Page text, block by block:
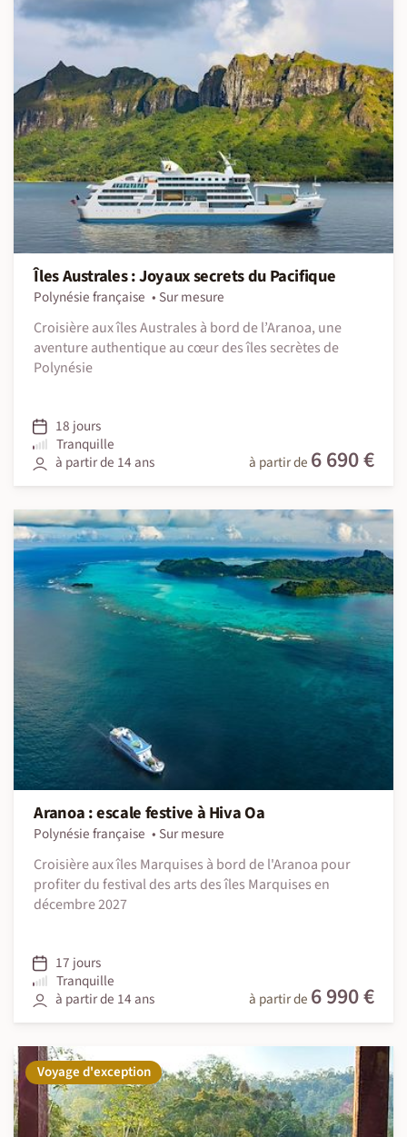
Îles Australes : Joyaux secrets du Pacifique
Polynésie française
Sur mesure
Croisière aux îles Australes à bord de l’Aranoa, une
aventure authentique au cœur des îles secrètes de
Polynésie
18 jours
Tranquille
à partir de 14 ans
à partir de 6 690 €
Aranoa : escale festive à Hiva Oa
Polynésie française
Sur mesure
Croisière aux îles Marquises à bord de l'Aranoa pour
profiter du festival des arts des îles Marquises en
décembre 2027
17 jours
Tranquille
à partir de 14 ans
à partir de 6 990 €
Voyage d'exception